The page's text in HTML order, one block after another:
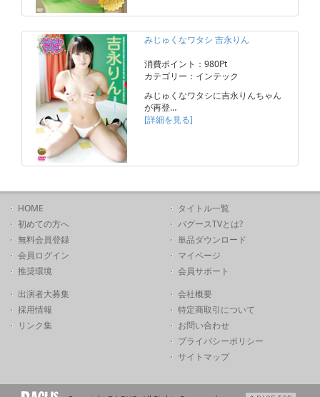
みじゅくなワタシ 吉永りん
消費ポイント：980Pt
カテゴリー：インテック
みじゅくなワタシに吉永りんちゃん
が再登…
[詳細を見る]
HOME
初めての方へ
無料会員登録
会員ログイン
推奨環境
タイトル一覧
バグースTVとは?
単品ダウンロード
マイページ
会員サポート
出演者大募集
採用情報
リンク集
会社概要
特定商取引について
お問い合わせ
プライバシーポリシー
サイトマップ